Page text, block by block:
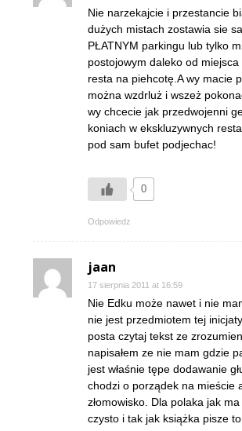
Nie narzekajcie i przestancie
dużych mistach zostawia sie
PŁATNYM parkingu lub tylko
postojowym daleko od
resta na piehcotę.A wy macie
można wzdrluż i wszeż
wy chcecie jak przedwojenni
koniach w ekskluzywnych
pod sam bufet podjechac!
0
Odpowiedz
jaan
17 sierpnia 2011 at 16:59
Nie Edku może nawet i nie
nie jest przedmiotem tej
posta czytaj tekst ze
napisałem ze nie mam gdzie
jest właśnie tępe dodawanie
chodzi o porządek na mieście
złomowisko. Dla polaka jak
czysto i tak jak książka pisze